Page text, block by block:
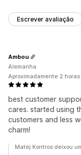
Escrever avaliação
best customer
cares. started using
customers and less
charm!
Ambou
Alemanha
Aproximadamente 2
Matej Kontros deixou